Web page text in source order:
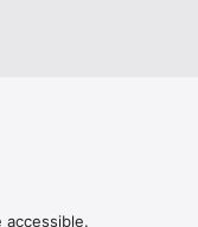
accessible.